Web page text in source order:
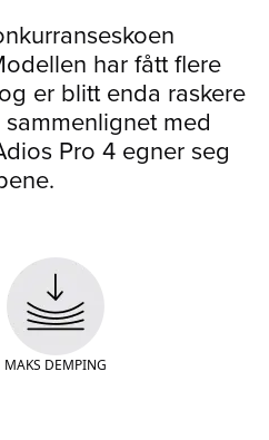
har fått flere
er blitt enda raskere
med
Pro 4 egner seg
MAKS DEMPING